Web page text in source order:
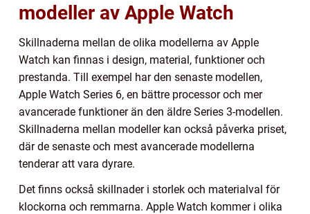
modeller av Apple Watch
Skillnaderna mellan de olika modellerna av Apple
Watch kan finnas i design, material, funktioner och
prestanda. Till exempel har den senaste modellen,
Apple Watch Series 6, en bättre processor och mer
avancerade funktioner än den äldre Series 3-modellen.
Skillnaderna mellan modeller kan också påverka priset,
där de senaste och mest avancerade modellerna
tenderar att vara dyrare.
Det finns också skillnader i storlek och materialval för
klockorna och remmarna. Apple Watch kommer i olika